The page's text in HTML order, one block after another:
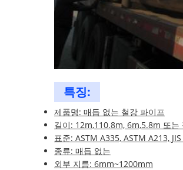
특징:
제품명: 매듭 없는 철강 파이프
길이: 12m,110.8m, 6m,5.8m 또는
표준: ASTM A335, ASTM A213,
종류: 매듭 없는
외부 지름: 6mm~1200mm